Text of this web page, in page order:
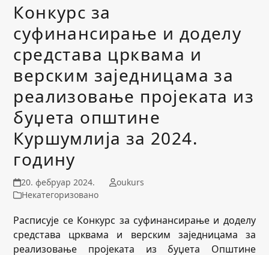
Конкурс за
суфинансирање и доделу
средстава црквама и
верским заједницама за
реализовање пројеката из
буџета општине
Куршумлија за 2024.
годину
20. фебруар 2024.
oukurs
Некатегоризовано
Расписује се Конкурс за суфинансирање и доделу
средстава црквама и верским заједницама за
реализовање пројеката из буџета Општине